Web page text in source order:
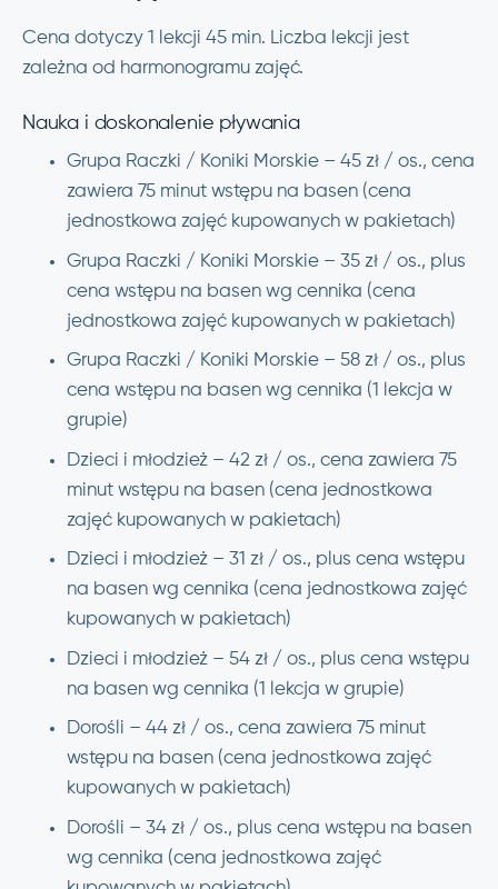
Cena dotyczy 1 lekcji 45 min. Liczba lekcji jest
zależna od harmonogramu zajęć.
Nauka i doskonalenie pływania
Grupa Raczki / Koniki Morskie – 45 zł / os., cena
zawiera 75 minut wstępu na basen (cena
jednostkowa zajęć kupowanych w pakietach)
Grupa Raczki / Koniki Morskie – 35 zł / os., plus
cena wstępu na basen wg cennika (cena
jednostkowa zajęć kupowanych w pakietach)
Grupa Raczki / Koniki Morskie – 58 zł / os., plus
cena wstępu na basen wg cennika (1 lekcja w
grupie)
Dzieci i młodzież – 42 zł / os., cena zawiera 75
minut wstępu na basen (cena jednostkowa
zajęć kupowanych w pakietach)
Dzieci i młodzież – 31 zł / os., plus cena wstępu
na basen wg cennika (cena jednostkowa zajęć
kupowanych w pakietach)
Dzieci i młodzież – 54 zł / os., plus cena wstępu
na basen wg cennika (1 lekcja w grupie)
Dorośli – 44 zł / os., cena zawiera 75 minut
wstępu na basen (cena jednostkowa zajęć
kupowanych w pakietach)
Dorośli – 34 zł / os., plus cena wstępu na basen
wg cennika (cena jednostkowa zajęć